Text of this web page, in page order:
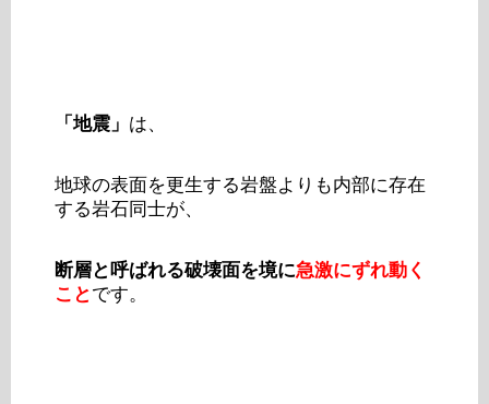
「地震」 は、
地球の表面を更生する岩盤よりも内部に存在
する岩石同士が、
断層と呼ばれる破壊面を境に急激にずれ動く
ことです。